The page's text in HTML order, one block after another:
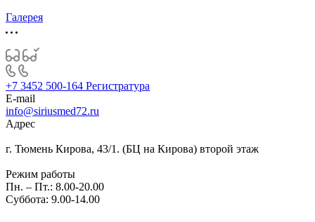
Галерея
+7 3452 500-164 Регистратура
E-mail
info@siriusmed72.ru
Адрес
г. Тюмень Кирова, 43/1. (БЦ на Кирова) второй этаж
Режим работы
Пн. – Пт.: 8.00-20.00
Суббота: 9.00-14.00